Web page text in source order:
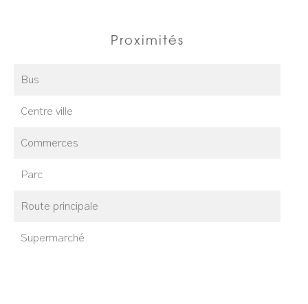
Proximités
Bus
Centre ville
Commerces
Parc
Route principale
Supermarché